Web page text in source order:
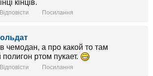
кінців.
Відповісти Посилання
чемодан, а про какой то там
полигон ртом пукает.
Відповісти Посилання